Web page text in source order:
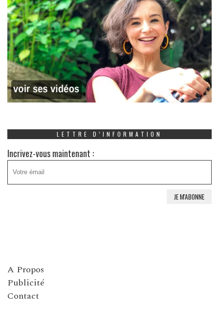
LETTRE D’INFORMATION
Incrivez-vous maintenant :
A Propos
Publicité
Contact